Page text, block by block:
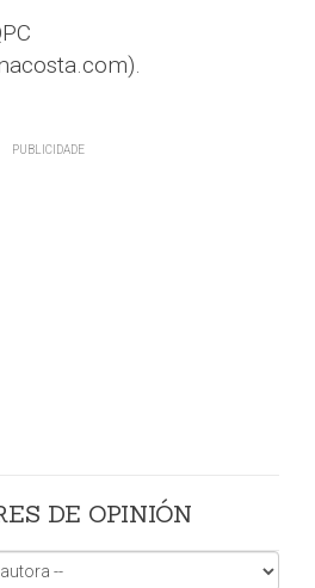
DE OPINIÓN